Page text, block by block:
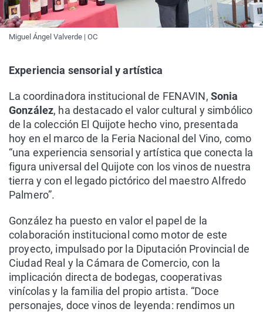
Miguel Ángel Valverde | OC
Experiencia sensorial y artística
La coordinadora institucional de FENAVIN, Sonia
González, ha destacado el valor cultural y simbólico
de la colección El Quijote hecho vino, presentada
hoy en el marco de la Feria Nacional del Vino, como
“una experiencia sensorial y artística que conecta la
figura universal del Quijote con los vinos de nuestra
tierra y con el legado pictórico del maestro Alfredo
Palmero”.
González ha puesto en valor el papel de la
colaboración institucional como motor de este
proyecto, impulsado por la Diputación Provincial de
Ciudad Real y la Cámara de Comercio, con la
implicación directa de bodegas, cooperativas
vinícolas y la familia del propio artista. “Doce
personajes, doce vinos de leyenda: rendimos un